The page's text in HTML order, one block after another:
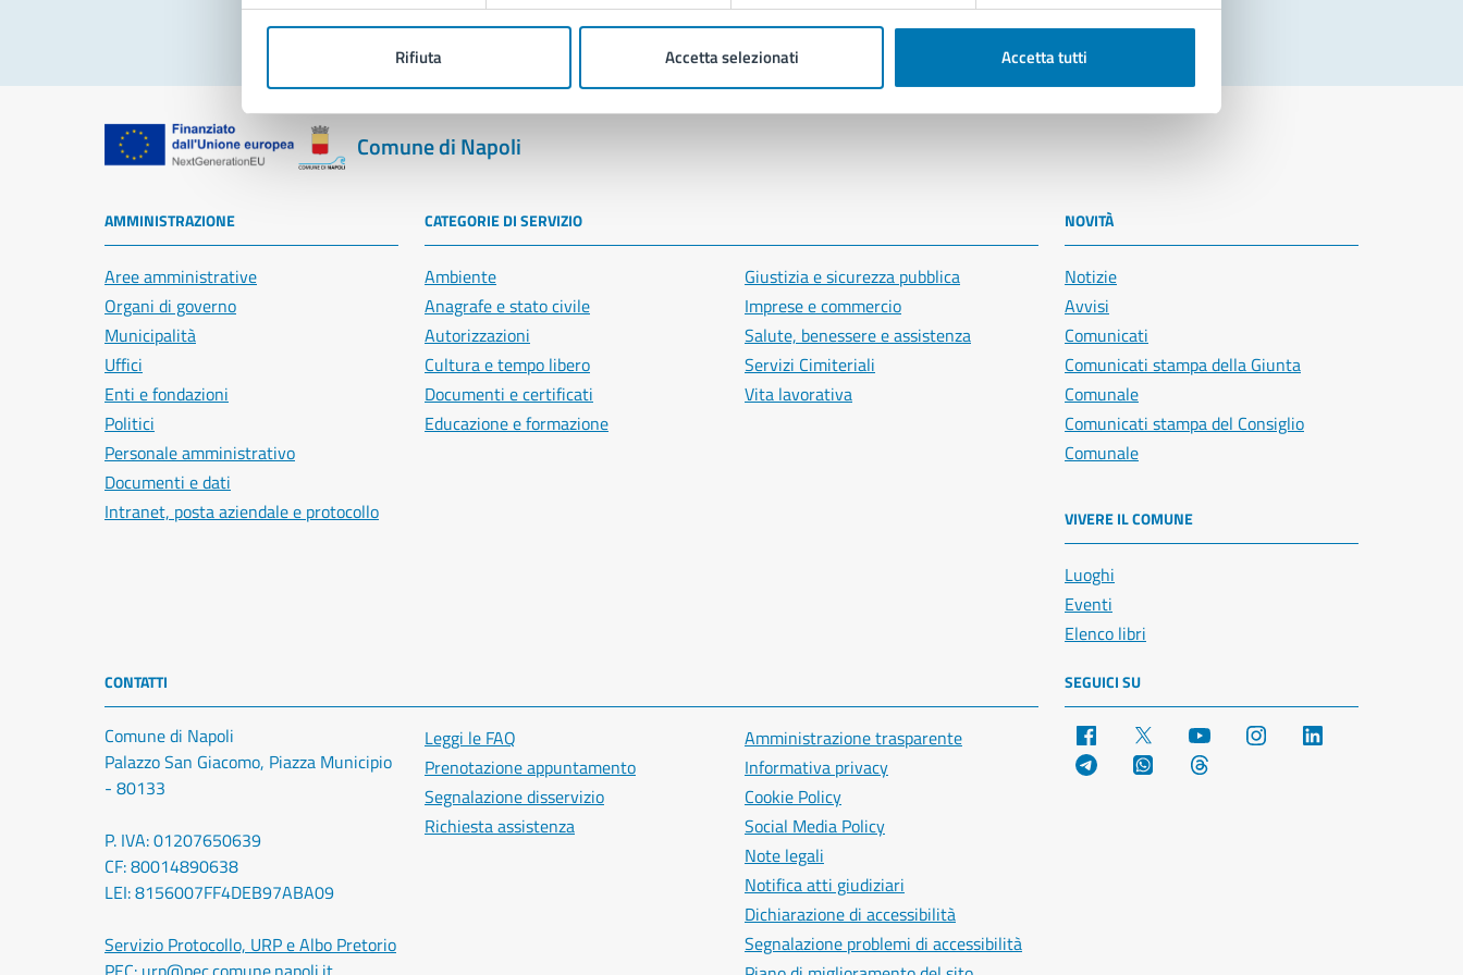
Rifiuta Accetta selezionati Accetta tutti
Comune di Napoli
AMMINISTRAZIONE
Aree amministrative
Organi di governo
Municipalità
Uffici
Enti e fondazioni
Politici
Personale amministrativo
Documenti e dati
Intranet, posta aziendale e protocollo
CATEGORIE DI SERVIZIO
Ambiente
Anagrafe e stato civile
Autorizzazioni
Cultura e tempo libero
Documenti e certificati
Educazione e formazione
Giustizia e sicurezza pubblica
Imprese e commercio
Salute, benessere e assistenza
Servizi Cimiteriali
Vita lavorativa
NOVITÀ
Notizie
Avvisi
Comunicati
Comunicati stampa della Giunta
Comunale
Comunicati stampa del Consiglio
Comunale
VIVERE IL COMUNE
Luoghi
Eventi
Elenco libri
CONTATTI
Comune di Napoli
Palazzo San Giacomo, Piazza Municipio
- 80133
P. IVA: 01207650639
CF: 80014890638
LEI: 8156007FF4DEB97ABA09
Servizio Protocollo, URP e Albo Pretorio
Leggi le FAQ
Prenotazione appuntamento
Segnalazione disservizio
Richiesta assistenza
Amministrazione trasparente
Informativa privacy
Cookie Policy
Social Media Policy
Note legali
Notifica atti giudiziari
Dichiarazione di accessibilità
Segnalazione problemi di accessibilità
SEGUICI SU
Facebook YouTube Instagram
Telegram WhatsApp